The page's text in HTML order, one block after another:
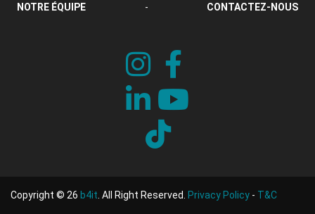
NOTRE ÉQUIPE - CONTACTEZ-NOUS
Copyright © 26 b4it . All Right Reserved. Privacy Policy - T&C